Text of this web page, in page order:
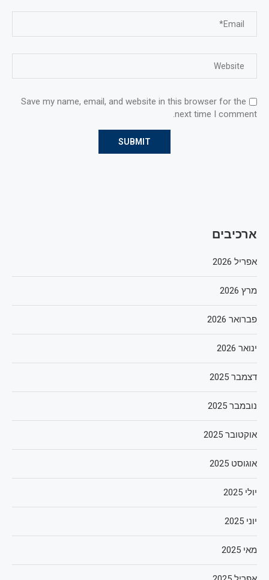
Save my name, email, and website in this browser for the
next time I comment.
ארכיבים
אפריל 2026
מרץ 2026
פברואר 2026
ינואר 2026
דצמבר 2025
נובמבר 2025
אוקטובר 2025
אוגוסט 2025
יולי 2025
יוני 2025
מאי 2025